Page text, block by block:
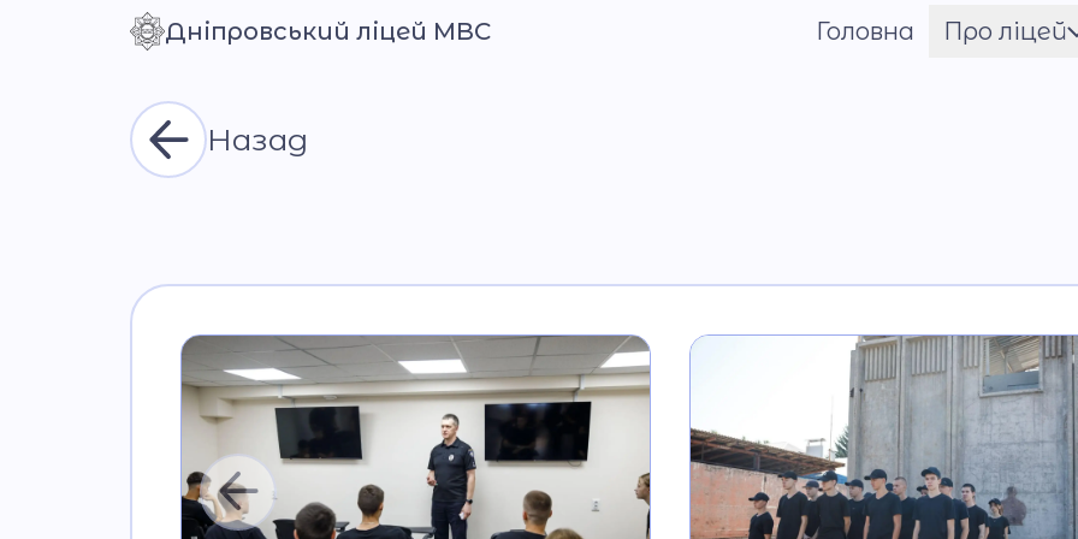
Контраст
Дніпровський ліцей МВС Головна
Про ліцей
Матеріально-
Команда
Національно-
патріотичне
виховання
Назад